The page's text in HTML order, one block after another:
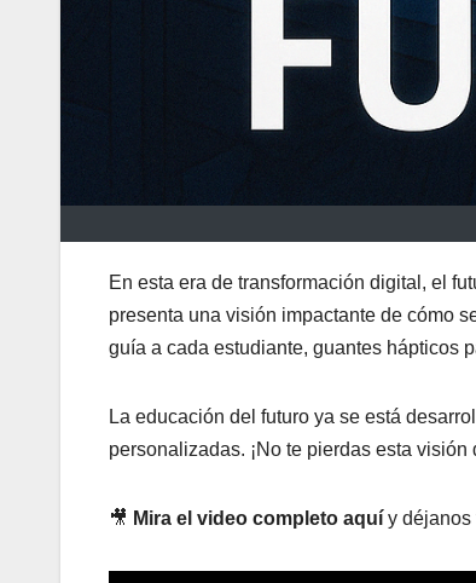
En esta era de transformación digital, el
presenta una visión impactante de cómo
guía a cada estudiante, guantes hápticos
La educación del futuro ya se está
personalizadas. ¡No te pierdas esta
🎥 Mira el video completo aquí y déjanos